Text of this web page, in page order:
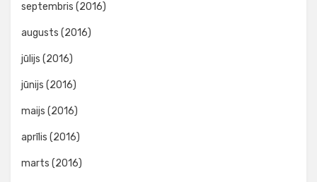
septembris (2016)
augusts (2016)
jūlijs (2016)
jūnijs (2016)
maijs (2016)
aprīlis (2016)
marts (2016)